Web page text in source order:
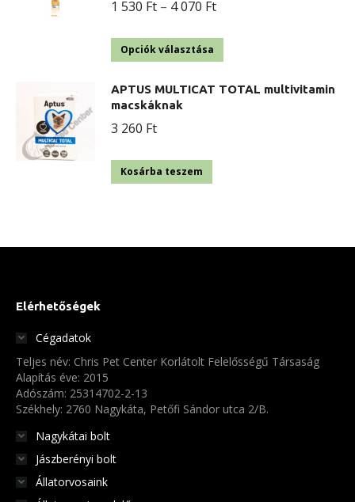
1 530 Ft – 4 070 FtÁrtartomány:
4
Opciók választása
terméknek
termékoldalon
APTUS MULTICAT TOTAL multivitamin
macskáknak
3 260 Ft
Kosárba teszem
Elérhetőségek
Cégadatok
Teljes név: Chris Pet Center Korlátolt Felelősségű Társaság
Alapítás éve: 2015
Adószám: 25314702-2-13
Székhely: 2760 Nagykáta, Petőfi Sándor utca 2/B.
Nagykátai bolt
Jászberényi bolt
Állatorvosaink